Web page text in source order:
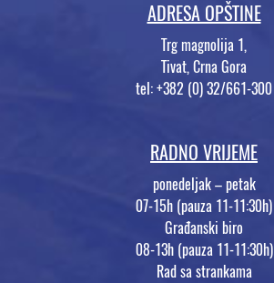
ADRESA OPŠTINE
Trg magnolija 1,
Tivat, Crna Gora
tel: +382 (0) 32/661-300
RADNO VRIJEME
ponedeljak – petak
07-15h (pauza 11-11:30h)
Građanski biro
08-13h (pauza 11-11:30h)
Rad sa strankama